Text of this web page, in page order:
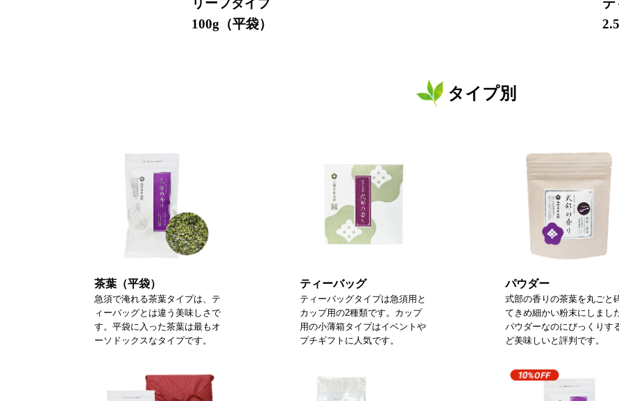
リーフタイプ
100g（平袋）
テ
タイプ別
茶葉（平袋）
急須で淹れる茶葉タイプは、テ
ィーバッグとは違う美味しさで
す。平袋に入った茶葉は最もオ
ーソドックスなタイプです。
ティーバッグ
ティーバッグタイプは急須用と
カップ用の2種類です。カップ
用の小薄箱タイプはイベントや
プチギフトに人気です。
パウダー
式部の香りの茶葉を丸ごと
てきめ細かい粉末にしまし
パウダーなのにびっくりす
ど美味しいと評判です。